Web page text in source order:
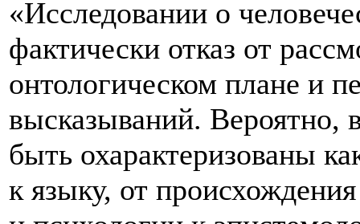
«Исследовании о
фактически отказ от
онтологическом плане и
высказываний. Вероятно,
быть охарактеризованы
к языку, от